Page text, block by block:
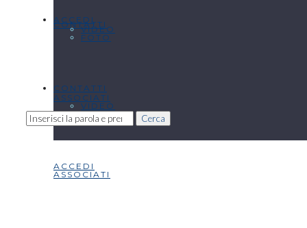
ACCEDI
CONTATTI
CONTATTI
Cerca
VIDEO
ASSOCIATI
ACCEDI
FOTO
VIDEO
ASSOCIATI